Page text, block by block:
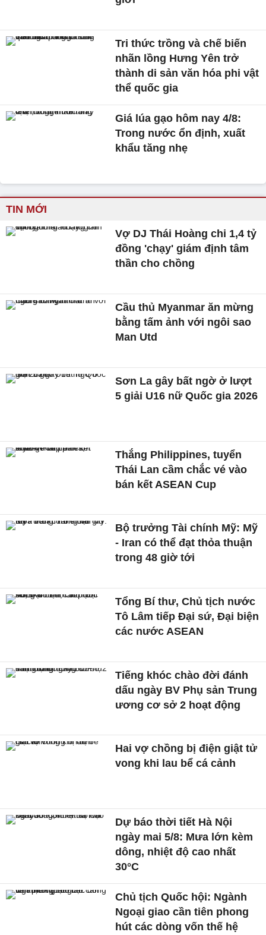
Tri thức trồng và chế biến
nhãn lồng Hưng Yên trở
thành di sản văn hóa phi vật
thể quốc gia
Giá lúa gạo hôm nay 4/8:
Trong nước ổn định, xuất
khẩu tăng nhẹ
TIN MỚI
Vợ DJ Thái Hoàng chi 1,4 tỷ
đồng 'chạy' giám định tâm
thần cho chồng
Cầu thủ Myanmar ăn mừng
bằng tấm ảnh với ngôi sao
Man Utd
Sơn La gây bất ngờ ở lượt
5 giải U16 nữ Quốc gia 2026
Thắng Philippines, tuyển
Thái Lan cầm chắc vé vào
bán kết ASEAN Cup
Bộ trưởng Tài chính Mỹ: Mỹ
- Iran có thể đạt thỏa thuận
trong 48 giờ tới
Tổng Bí thư, Chủ tịch nước
Tô Lâm tiếp Đại sứ, Đại biện
các nước ASEAN
Tiếng khóc chào đời đánh
dấu ngày BV Phụ sản Trung
ương cơ sở 2 hoạt động
Hai vợ chồng bị điện giật tử
vong khi lau bể cá cảnh
Dự báo thời tiết Hà Nội
ngày mai 5/8: Mưa lớn kèm
dông, nhiệt độ cao nhất
30°C
Chủ tịch Quốc hội: Ngành
Ngoại giao cần tiên phong
hút các dòng vốn thế hệ